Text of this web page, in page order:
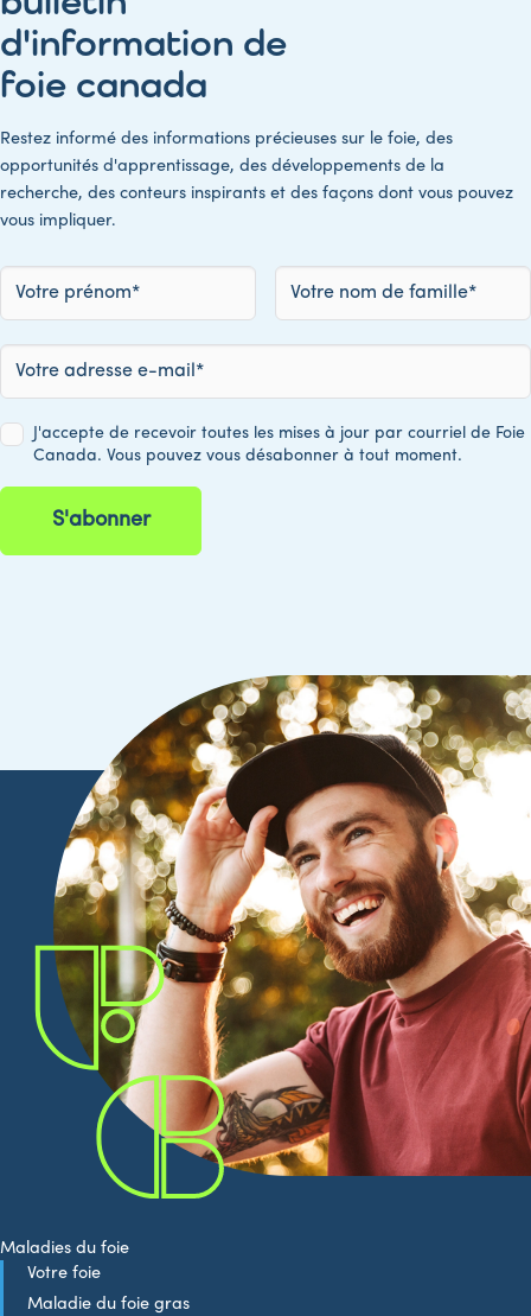
d'information de
foie canada
Restez informé des informations précieuses sur le foie, des
opportunités d'apprentissage, des développements de la
recherche, des conteurs inspirants et des façons dont vous pouvez
vous impliquer.
Maladies du foie
Votre foie
Maladie du foie gras